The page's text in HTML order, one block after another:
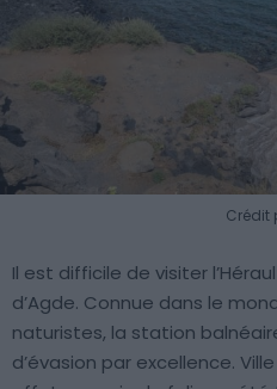
Crédit
Il est difficile de visiter
d’Agde. Connue dans le
naturistes, la station
d’évasion par excellence.